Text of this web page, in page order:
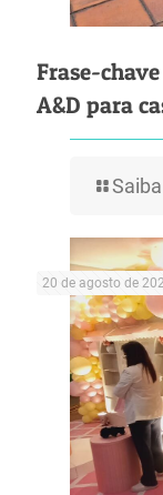
Frase-
A&D para
20 de agosto de